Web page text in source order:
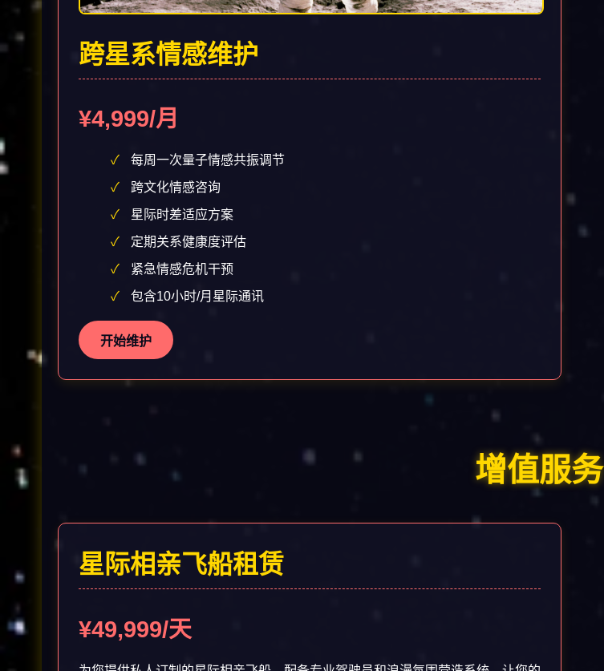
跨星系情感维护
¥4,999/月
每周一次量子情感共振调节
跨文化情感咨询
星际时差适应方案
定期关系健康度评估
紧急情感危机干预
包含10小时/月星际通讯
开始维护
增值服务
星际相亲飞船租赁
¥49,999/天